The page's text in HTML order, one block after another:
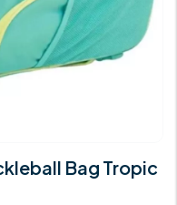
Bag Tropic